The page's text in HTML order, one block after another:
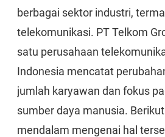
berbagai sektor industri,
telekomunikasi. PT Telkom
satu perusahaan
Indonesia mencatat
jumlah karyawan dan fokus
sumber daya manusia.
mendalam mengenai hal